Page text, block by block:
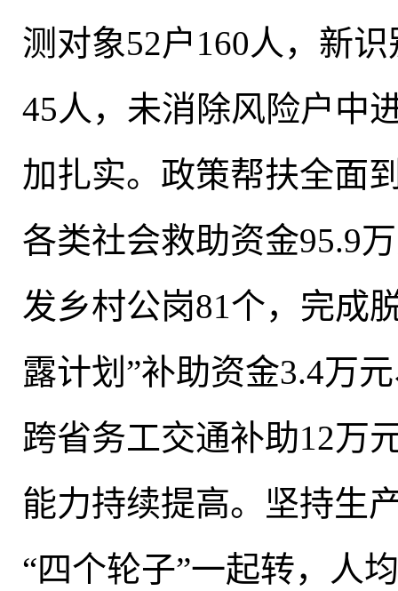
测对象52户160人 ， 新识
45人，未消除风险户中
加扎实。政策帮扶全面
各类社会救助资金95.9
发乡村公岗81个， 完成
露计划”补助资金3.4万
跨省务工交通补助12万
能力持续提高。坚持生
“四个轮子”一起转， 人